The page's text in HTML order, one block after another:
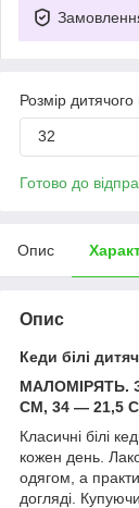
Розмір дитячого
32
Готово до
Опис
Опис
Кеди білі
МАЛОМІРЯТЬ.
СМ, 34 — 21,5
Класичні білі
кожен день.
одягом, а
догляді.